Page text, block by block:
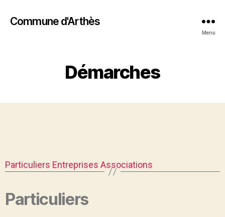
Commune d'Arthès
Menu
Démarches
Particuliers Entreprises Associations
Particuliers